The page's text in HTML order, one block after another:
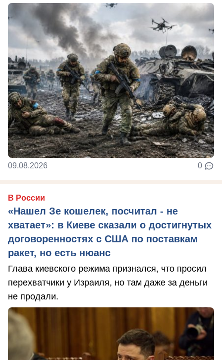
09.08.2026 0
В России
«Нашел Зе кошелек, посчитал - не
хватает»: в Киеве сказали о достигнутых
договоренностях с США по поставкам
ракет, но есть нюанс
Глава киевского режима признался, что просил
перехватчики у Израиля, но там даже за деньги
не продали.